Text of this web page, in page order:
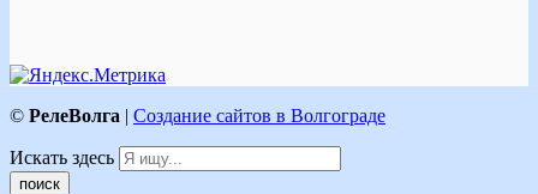
© РелеВолга | Создание сайтов в Волгограде
Искать здесь